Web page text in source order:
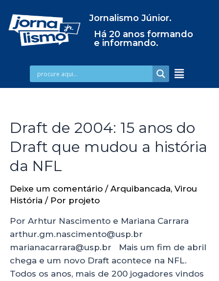
Jornalismo Júnior.
Há 20 anos formando
e informando.
Draft de 2004: 15 anos do
Draft que mudou a história
da NFL
Deixe um comentário / Arquibancada, Virou
História / Por projeto
Por Arhtur Nascimento e Mariana Carrara
arthur.gm.nascimento@usp.br
marianacarrara@usp.br Mais um fim de abril
chega e um novo Draft acontece na NFL.
Todos os anos, mais de 200 jogadores vindos